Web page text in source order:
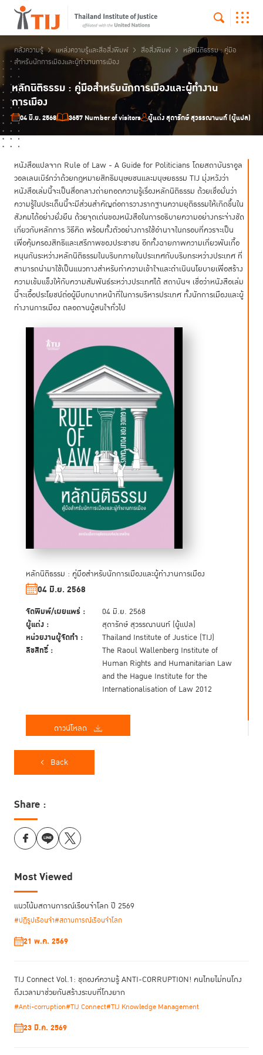
คลังความรู้ แหล่งความรู้และสื่อสิ่งพิมพ์ สื่อสิ่งพิมพ์
หลักนิติธรรม : คู่มือ
สำหรับนักการเมืองและผู้ทำงานการเมือง
หลักนิติธรรม : คู่มือสำหรับนักการเมืองและผู้ทำงาน
การเมือง
04 มิ.ย. 2568 3657 Number of visitors ผู้แต่ง สุดารักษ์ สุวรรณานนท์ (ผู้แปล)
หนังสือแปลจาก Rule of Law - A Guide for Politicians โดยสถาบันราอูล
วอลเลนเบิร์กว่าด้วยกฎหมายสิทธิมนุษยชนและมนุษยธรรม TIJ มุ่งหวังว่า
หนังสือเล่มนี้จะเป็นสื่อกลางถ่ายทอดความรู้เรื่องหลักนิติธรรม ด้วยเชื่อมั่นว่า
ความรู้ในประเด็นนี้จะมีส่วนสำคัญต่อการวางรากฐานความยุติธรรมให้เกิดขึ้นใน
สังคมได้อย่างยั่งยืน ด้วยจุดเด่นของหนังสือในการอธิบายความอย่างกระจ่างชัด
เกี่ยวกับหลักการ วิธีคิด พร้อมทั้งตัวอย่างการใช้อำนาจในกรอบที่ควรจะเป็น
เพื่อคุ้มครองสิทธิและเสรีภาพของประชาชน อีกทั้งฉายภาพความเกี่ยวพันเกื้อ
หนุนกันระหว่างหลักนิติธรรมในบริบทภายในประเทศกับบริบทระหว่างประเทศ ที่
สามารถนำมาใช้เป็นแนวทางสำหรับทำความเข้าใจและดำเนินนโยบายเพื่อสร้าง
ความเข้มแข็งให้กับความสัมพันธ์ระหว่างประเทศได้ สถาบันฯ เชื่อว่าหนังสือเล่ม
นี้จะเอื้อประโยชน์ต่อผู้มีบทบาทหน้าที่ในการบริหารประเทศ ทั้งนักการเมืองและผู้
ทำงานการเมือง ตลอดจนผู้สนใจทั่วไป
หลักนิติธรรม : คู่มือสำหรับนักการเมืองและผู้ทำงานการเมือง
04 มิ.ย. 2568
จัดพิมพ์/เผยแพร่ : 04 มิ.ย. 2568
ผู้แต่ง : สุดารักษ์ สุวรรณานนท์ (ผู้แปล)
หน่วยงานผู้จัดทำ : Thailand Institute of Justice (TIJ)
ลิขสิทธิ์ :
The Raoul Wallenberg Institute of
Human Rights and Humanitarian Law
and the Hague Institute for the
Internationalisation of Law 2012
ดาวน์โหลด
Back
Share :
Most Viewed
แนวโน้มสถานการณ์เรือนจำโลก ปี 2569
#ปฏิรูปเรือนจำ#สถานการณ์เรือนจำโลก
21 พ.ค. 2569
TIJ Connect Vol.1: ชุดองค์ความรู้ ANTI-CORRUPTION! คนไทยไม่ทนโกง
ถึงเวลามาช่วยกันสร้างระบบที่โกงยาก
#Anti-corruption#TIJ Connect#TIJ Knowledge Management
23 มี.ค. 2569